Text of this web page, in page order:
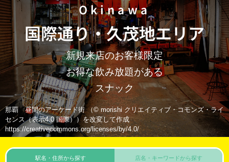
Okinawa
国際通り・久茂地エリア
新規来店のお客様限定
お得な飲み放題がある
スナック
那覇 昼間のアーケード街 （© morishi クリエイティブ・コモンズ・ライ
センス（表示4.0 国際））を改変して作成
https://creativecommons.org/licenses/by/4.0/
駅名・住所から探す 店名・キーワードから探す